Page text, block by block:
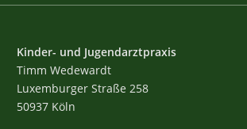
Kinder- und Jugendarztpraxis
Timm Wedewardt
Luxemburger Straße 258
50937 Köln